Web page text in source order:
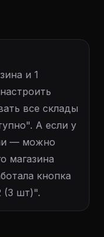
и 1
все склады
А если у
— можно
магазина
кнопка
(3 шт)".